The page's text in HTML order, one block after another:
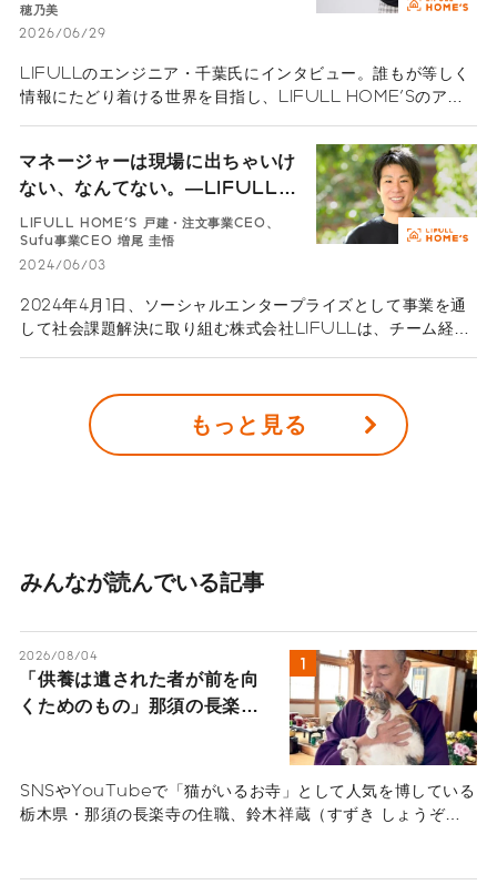
みんなが読んでいる記事
2026/08/04
「供養は遺された者が前を向
くためのもの」那須の長楽寺
SNSやYouTubeで「猫がいるお寺」として人気を博している
栃木県・那須の長楽寺の住職、鈴木祥蔵（すずき しょうぞ
を紐解きます。悲しみを自然の摂理と捉え、遺された人間が前
穂乃美
2026/06/29
LIFULLのエンジニア・千葉氏にインタビュー。誰もが等しく
情報にたどり着ける世界を目指し、LIFULL HOME'Sのアク
界、なんてない。」を胸に、利他主義を体現するものづくりの
マインドに迫ります。
マネージャーは現場に出ちゃいけ
ない、なんてない。―LIFULLの
リーダーたち―LIFULL
HOME'S 戸建・注文事業CEO、
Sufu事業CEO 増尾圭悟
LIFULL HOME'S 戸建・注文事業CEO、
Sufu事業CEO 増尾 圭悟
2024/06/03
2024年4月1日、ソーシャルエンタープライズとして事業を通
して社会課題解決に取り組む株式会社LIFULLは、チーム経営
締役社長の伊東祐司が掲げた「チーム経営」を力強く推進して
いきます。 シリーズ「LIFULLのリーダーたち」、今回は
LIFULL HOME'S事業本部 戸建・注文事業CEO、Sufu事業
もっと見る